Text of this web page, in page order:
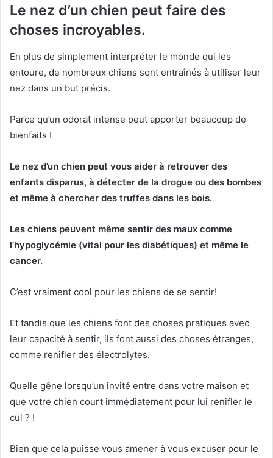
Le nez d’un chien peut faire des
choses incroyables.
En plus de simplement interpréter le monde qui les
entoure, de nombreux chiens sont entraînés à utiliser leur
nez dans un but précis.
Parce qu’un odorat intense peut apporter beaucoup de
bienfaits !
Le nez d’un chien peut vous aider à retrouver des
enfants disparus, à détecter de la drogue ou des bombes
et même à chercher des truffes dans les bois.
Les chiens peuvent même sentir des maux comme
l’hypoglycémie (vital pour les diabétiques) et même le
cancer.
C’est vraiment cool pour les chiens de se sentir!
Et tandis que les chiens font des choses pratiques avec
leur capacité à sentir, ils font aussi des choses étranges,
comme renifler des électrolytes.
Quelle gêne lorsqu’un invité entre dans votre maison et
que votre chien court immédiatement pour lui renifler le
cul ? !
Bien que cela puisse vous amener à vous excuser pour le